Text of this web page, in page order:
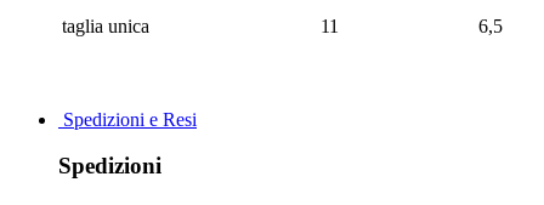
taglia unica 11 6,5
Spedizioni e Resi
Spedizioni